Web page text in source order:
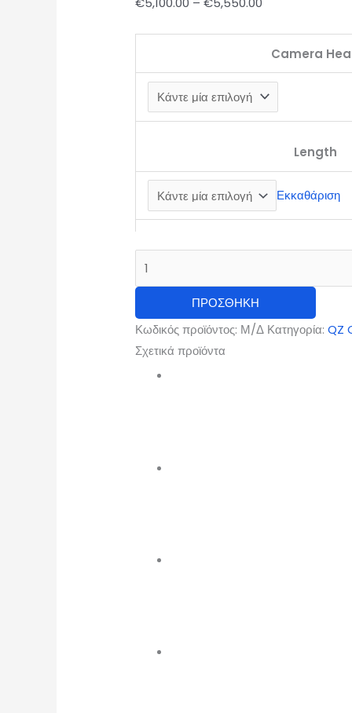
€5,550.00
Camera
Length
Εκκαθάριση
ΠΡΟΣΘΉΚΗ
Κωδικός προϊόντος: Μ/Δ Κατηγορία:QZ
Σχετικά προϊόντα